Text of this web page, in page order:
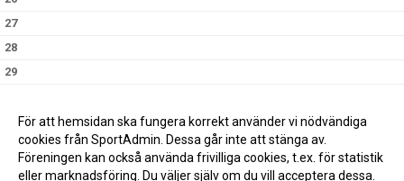
27
28
29
För att hemsidan ska fungera korrekt använder vi nödvändiga
cookies från SportAdmin. Dessa går inte att stänga av.
Föreningen kan också använda frivilliga cookies, t.ex. för statistik
eller marknadsföring. Du väljer själv om du vill acceptera dessa.